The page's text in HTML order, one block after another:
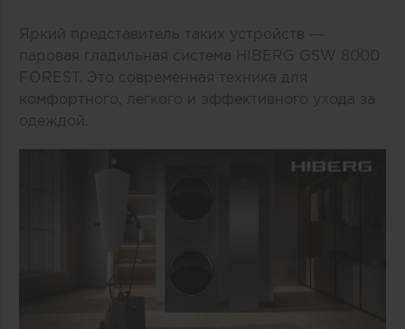
Яркий представитель таких устройств —
паровая гладильная система HIBERG GSW 8000
FOREST. Это современная техника для
комфортного, легкого и эффективного ухода за
одеждой.